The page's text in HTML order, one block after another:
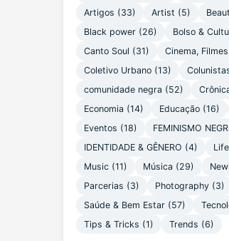
Artigos (33)
Artist (5)
Black power (26)
Bolso &
Canto Soul (31)
Cinema,
Coletivo Urbano (13)
comunidade negra (52)
Economia (14)
Educação (16)
Eventos (18)
FEMINISMO
IDENTIDADE & GÊNERO (4)
Music (11)
Música (29)
Parcerias (3)
Photography (3)
Saúde & Bem Estar (57)
Tips & Tricks (1)
Trends (6)